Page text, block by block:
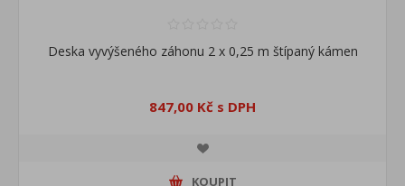
Deska vyvýšeného záhonu 2 x 0,25 m štípaný kámen
847,00 Kč s DPH
KOUPIT